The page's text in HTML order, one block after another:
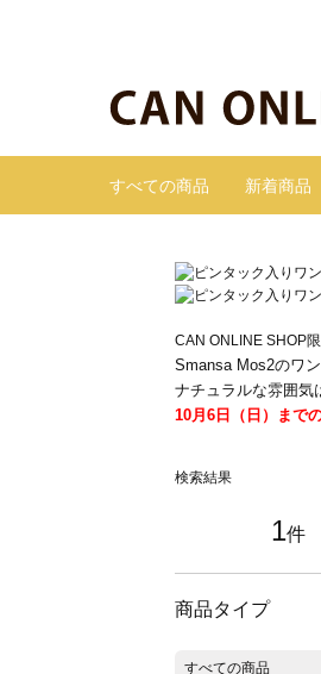
すべての商品 新着商品
CAN ONLINE SHOP
Smansa Mos2のワ
ナチュラルな雰囲気
10月6日（日）まで
検索結果
1件
商品タイプ
すべての商品